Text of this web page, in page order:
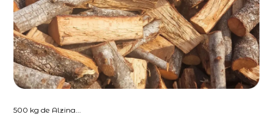
500 kg de Alzina...